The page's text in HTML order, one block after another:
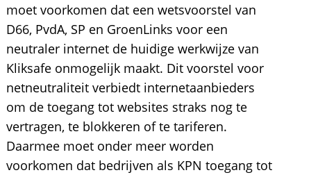
moet voorkomen dat een wetsvoorstel van
D66, PvdA, SP en GroenLinks voor een
neutraler internet de huidige werkwijze van
Kliksafe onmogelijk maakt. Dit voorstel voor
netneutraliteit verbiedt internetaanbieders
om de toegang tot websites straks nog te
vertragen, te blokkeren of te tariferen.
Daarmee moet onder meer worden
voorkomen dat bedrijven als KPN toegang tot